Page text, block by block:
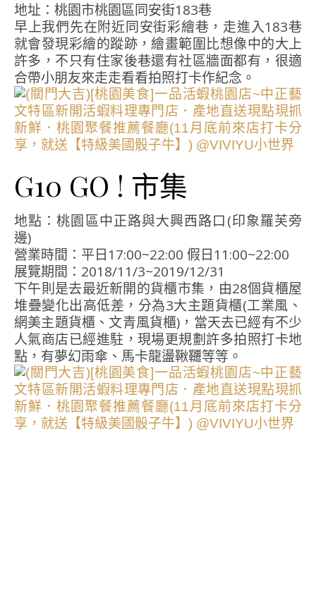
地址：桃園市桃園區同安街183巷
早上我們先在附近同安街彩繪巷，走進入183巷
就會發現彩繪的蹤跡，繪畫範圍比想像中的大上
許多，不只有住家後巷還有社區牆面都有，很適
合帶小朋友來走走看看拍照打卡作紀念。
G10 GO ! 市集
地點：桃園區中正路與大興西路口(印象羅芙旁
邊)
營業時間：平日17:00~22:00 假日11:00~22:00
展覽期間：2018/11/3~2019/12/31
下午則是去最近新開的貨櫃市集，由28個貨櫃屋
堆疊變化出高低差，分為3大主題貨櫃(工業風、
網美主題貨櫃、文青風貨櫃)，當天去已經有不少
人氣商店已經進駐，現場更規劃許多拍照打卡地
點，有夢幻雨傘、馬卡龍盪鞦韆等等。